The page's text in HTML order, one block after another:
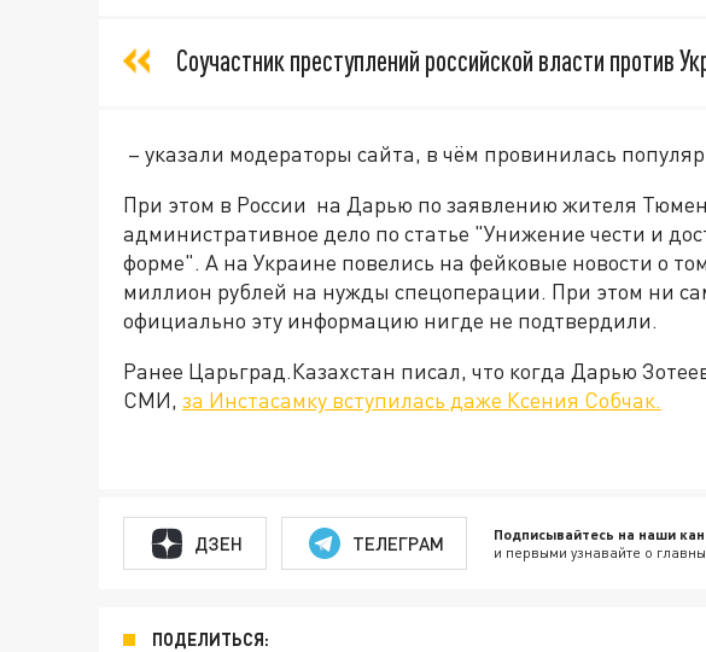
Соучастник преступлений российской власти против
– указали модераторы сайта, в чём провинилась
При этом в России на Дарью по заявлению жителя
административное дело по статье "Унижение чести и
форме". А на Украине повелись на фейковые новости о
миллион рублей на нужды спецоперации. При этом ни
официально эту информацию нигде не подтвердили.
Ранее Царьград.Казахстан писал, что когда Дарью
СМИ, за Инстасамку вступилась даже Ксения Собчак.
ДЗЕН ТЕЛЕГРАМ Подписывайтесь на наши
и первыми узнавайте о
ПОДЕЛИТЬСЯ: